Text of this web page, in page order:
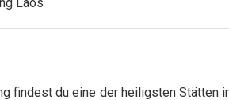
findest du eine der heiligsten Stätten